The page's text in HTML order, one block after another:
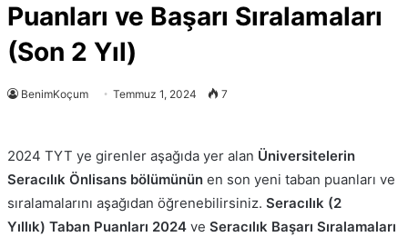
Puanları ve Başarı Sıralamaları
(Son 2 Yıl)
BenimKoçum Temmuz 1, 2024 7
2024 TYT ye girenler aşağıda yer alan Üniversitelerin
Seracılık Önlisans bölümününen son yeni taban puanları ve
sıralamalarını aşağıdan öğrenebilirsiniz. Seracılık(2
Yıllık) Taban Puanları 2024 ve Seracılık Başarı Sıralamaları